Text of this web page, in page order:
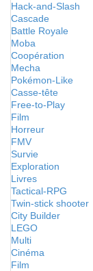
Hack-and-Slash
Cascade
Battle Royale
Moba
Coopération
Mecha
Pokémon-Like
Casse-tête
Free-to-Play
Film
Horreur
FMV
Survie
Exploration
Livres
Tactical-RPG
Twin-stick shooter
City Builder
LEGO
Multi
Cinéma
Film